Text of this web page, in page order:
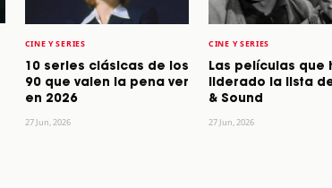
CINE Y SERIES
10 series clásicas de los
90 que valen la pena ver
en 2026
27 Jun, 2026
CINE Y SERIES
Las películas que
liderado la lista
& Sound
27 Jun, 2026